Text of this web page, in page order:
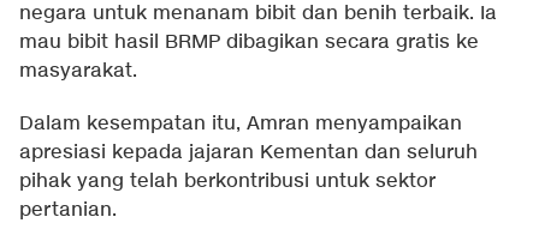
negara untuk menanam bibit dan benih terbaik. Ia
mau bibit hasil BRMP dibagikan secara gratis ke
masyarakat.
Dalam kesempatan itu, Amran menyampaikan
apresiasi kepada jajaran Kementan dan seluruh
pihak yang telah berkontribusi untuk sektor
pertanian.